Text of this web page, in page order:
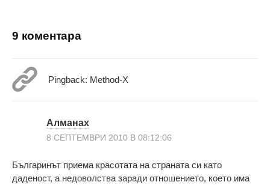
9 коментара
Pingback: Method-X
Алманах
8 СЕПТЕМВРИ 2010 В 08:12:06
Българинът приема красотата на страната си като
даденост, а недоволства заради отношението, което има